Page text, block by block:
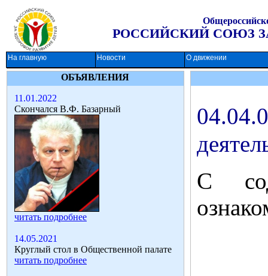
РОССИЙСКИЙ СОЮЗ
ОБЪЯВЛЕНИЯ
11.01.2022
Скончался В.Ф. Базарный
читать подробнее
14.05.2021
Круглый стол в Общественной палате
читать подробнее
С
На главную Новости О движении